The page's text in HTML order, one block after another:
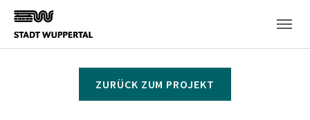
Skip to main content
ZURÜCK ZUM PROJEKT